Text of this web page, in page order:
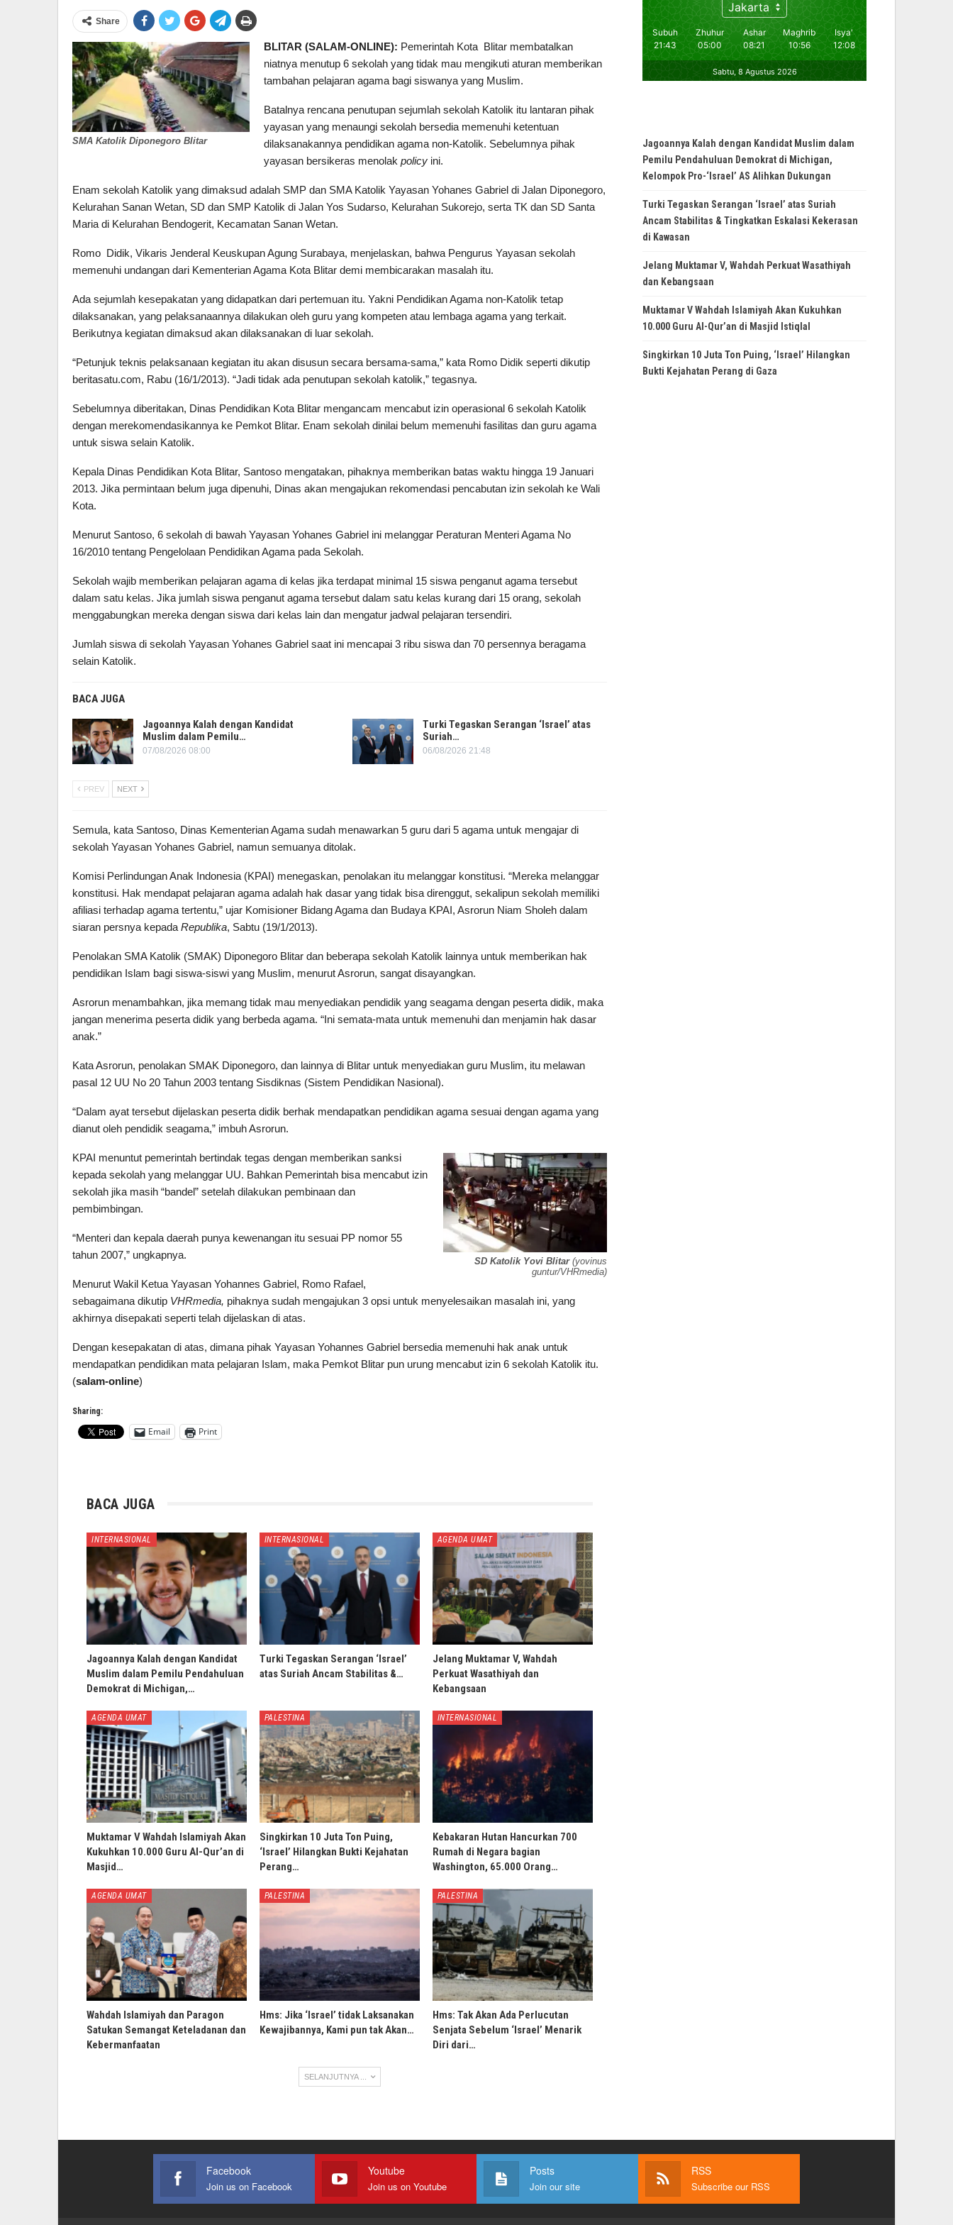
Share
SMA Katolik Diponegoro Blitar
BLITAR (SALAM-ONLINE): Pemerintah Kota Blitar membatalkan
niatnya menutup 6 sekolah yang tidak mau mengikuti aturan memberikan
tambahan pelajaran agama bagi siswanya yang Muslim.
Batalnya rencana penutupan sejumlah sekolah Katolik itu lantaran pihak
yayasan yang menaungi sekolah bersedia memenuhi ketentuan
dilaksanakannya pendidikan agama non-Katolik. Sebelumnya pihak
yayasan bersikeras menolak policy ini.
Enam sekolah Katolik yang dimaksud adalah SMP dan SMA Katolik Yayasan Yohanes Gabriel di Jalan Diponegoro,
Kelurahan Sanan Wetan, SD dan SMP Katolik di Jalan Yos Sudarso, Kelurahan Sukorejo, serta TK dan SD Santa
Maria di Kelurahan Bendogerit, Kecamatan Sanan Wetan.
Romo Didik, Vikaris Jenderal Keuskupan Agung Surabaya, menjelaskan, bahwa Pengurus Yayasan sekolah
memenuhi undangan dari Kementerian Agama Kota Blitar demi membicarakan masalah itu.
Ada sejumlah kesepakatan yang didapatkan dari pertemuan itu. Yakni Pendidikan Agama non-Katolik tetap
dilaksanakan, yang pelaksanaannya dilakukan oleh guru yang kompeten atau lembaga agama yang terkait.
Berikutnya kegiatan dimaksud akan dilaksanakan di luar sekolah.
“Petunjuk teknis pelaksanaan kegiatan itu akan disusun secara bersama-sama,” kata Romo Didik seperti dikutip
beritasatu.com, Rabu (16/1/2013). “Jadi tidak ada penutupan sekolah katolik,” tegasnya.
Sebelumnya diberitakan, Dinas Pendidikan Kota Blitar mengancam mencabut izin operasional 6 sekolah Katolik
dengan merekomendasikannya ke Pemkot Blitar. Enam sekolah dinilai belum memenuhi fasilitas dan guru agama
untuk siswa selain Katolik.
Kepala Dinas Pendidikan Kota Blitar, Santoso mengatakan, pihaknya memberikan batas waktu hingga 19 Januari
2013. Jika permintaan belum juga dipenuhi, Dinas akan mengajukan rekomendasi pencabutan izin sekolah ke Wali
Kota.
Menurut Santoso, 6 sekolah di bawah Yayasan Yohanes Gabriel ini melanggar Peraturan Menteri Agama No
16/2010 tentang Pengelolaan Pendidikan Agama pada Sekolah.
Sekolah wajib memberikan pelajaran agama di kelas jika terdapat minimal 15 siswa penganut agama tersebut
dalam satu kelas. Jika jumlah siswa penganut agama tersebut dalam satu kelas kurang dari 15 orang, sekolah
menggabungkan mereka dengan siswa dari kelas lain dan mengatur jadwal pelajaran tersendiri.
Jumlah siswa di sekolah Yayasan Yohanes Gabriel saat ini mencapai 3 ribu siswa dan 70 persennya beragama
selain Katolik.
BACA JUGA
Jagoannya Kalah dengan Kandidat
Muslim dalam Pemilu…
07/08/2026 08:00
Turki Tegaskan Serangan ‘Israel’ atas
Suriah…
06/08/2026 21:48
PREV NEXT
Semula, kata Santoso, Dinas Kementerian Agama sudah menawarkan 5 guru dari 5 agama untuk mengajar di
sekolah Yayasan Yohanes Gabriel, namun semuanya ditolak.
Komisi Perlindungan Anak Indonesia (KPAI) menegaskan, penolakan itu melanggar konstitusi. “Mereka melanggar
konstitusi. Hak mendapat pelajaran agama adalah hak dasar yang tidak bisa direnggut, sekalipun sekolah memiliki
afiliasi terhadap agama tertentu,” ujar Komisioner Bidang Agama dan Budaya KPAI, Asrorun Niam Sholeh dalam
siaran persnya kepada Republika, Sabtu (19/1/2013).
Penolakan SMA Katolik (SMAK) Diponegoro Blitar dan beberapa sekolah Katolik lainnya untuk memberikan hak
pendidikan Islam bagi siswa-siswi yang Muslim, menurut Asrorun, sangat disayangkan.
Asrorun menambahkan, jika memang tidak mau menyediakan pendidik yang seagama dengan peserta didik, maka
jangan menerima peserta didik yang berbeda agama. “Ini semata-mata untuk memenuhi dan menjamin hak dasar
anak.”
Kata Asrorun, penolakan SMAK Diponegoro, dan lainnya di Blitar untuk menyediakan guru Muslim, itu melawan
pasal 12 UU No 20 Tahun 2003 tentang Sisdiknas (Sistem Pendidikan Nasional).
“Dalam ayat tersebut dijelaskan peserta didik berhak mendapatkan pendidikan agama sesuai dengan agama yang
dianut oleh pendidik seagama,” imbuh Asrorun.
SD Katolik Yovi Blitar (yovinus
guntur/VHRmedia)
KPAI menuntut pemerintah bertindak tegas dengan memberikan sanksi
kepada sekolah yang melanggar UU. Bahkan Pemerintah bisa mencabut izin
sekolah jika masih “bandel” setelah dilakukan pembinaan dan
pembimbingan.
“Menteri dan kepala daerah punya kewenangan itu sesuai PP nomor 55
tahun 2007,” ungkapnya.
Menurut Wakil Ketua Yayasan Yohannes Gabriel, Romo Rafael,
sebagaimana dikutip VHRmedia, pihaknya sudah mengajukan 3 opsi untuk menyelesaikan masalah ini, yang
akhirnya disepakati seperti telah dijelaskan di atas.
Dengan kesepakatan di atas, dimana pihak Yayasan Yohannes Gabriel bersedia memenuhi hak anak untuk
mendapatkan pendidikan mata pelajaran Islam, maka Pemkot Blitar pun urung mencabut izin 6 sekolah Katolik itu.
(salam-online)
Sharing:
Email Print
BACA JUGA
INTERNASIONAL
Jagoannya Kalah dengan Kandidat
Muslim dalam Pemilu Pendahuluan
Demokrat di Michigan,…
INTERNASIONAL
Turki Tegaskan Serangan ‘Israel’
atas Suriah Ancam Stabilitas &…
AGENDA UMAT
Jelang Muktamar V, Wahdah
Perkuat Wasathiyah dan
Kebangsaan
AGENDA UMAT
Muktamar V Wahdah Islamiyah Akan
Kukuhkan 10.000 Guru Al-Qur’an di
Masjid…
PALESTINA
Singkirkan 10 Juta Ton Puing,
‘Israel’ Hilangkan Bukti Kejahatan
Perang…
INTERNASIONAL
Kebakaran Hutan Hancurkan 700
Rumah di Negara bagian
Washington, 65.000 Orang…
AGENDA UMAT
Wahdah Islamiyah dan Paragon
Satukan Semangat Keteladanan dan
Kebermanfaatan
PALESTINA
Hms: Jika ‘Israel’ tidak Laksanakan
Kewajibannya, Kami pun tak Akan…
PALESTINA
Hms: Tak Akan Ada Perlucutan
Senjata Sebelum ‘Israel’ Menarik
Diri dari…
SELANJUTNYA ...
Jagoannya Kalah dengan Kandidat Muslim dalam
Pemilu Pendahuluan Demokrat di Michigan,
Kelompok Pro-‘Israel’ AS Alihkan Dukungan
Turki Tegaskan Serangan ‘Israel’ atas Suriah
Ancam Stabilitas & Tingkatkan Eskalasi Kekerasan
di Kawasan
Jelang Muktamar V, Wahdah Perkuat Wasathiyah
dan Kebangsaan
Muktamar V Wahdah Islamiyah Akan Kukuhkan
10.000 Guru Al-Qur’an di Masjid Istiqlal
Singkirkan 10 Juta Ton Puing, ‘Israel’ Hilangkan
Bukti Kejahatan Perang di Gaza
Facebook
Join us on Facebook
Youtube
Join us on Youtube
Posts
Join our site
RSS
Subscribe our RSS